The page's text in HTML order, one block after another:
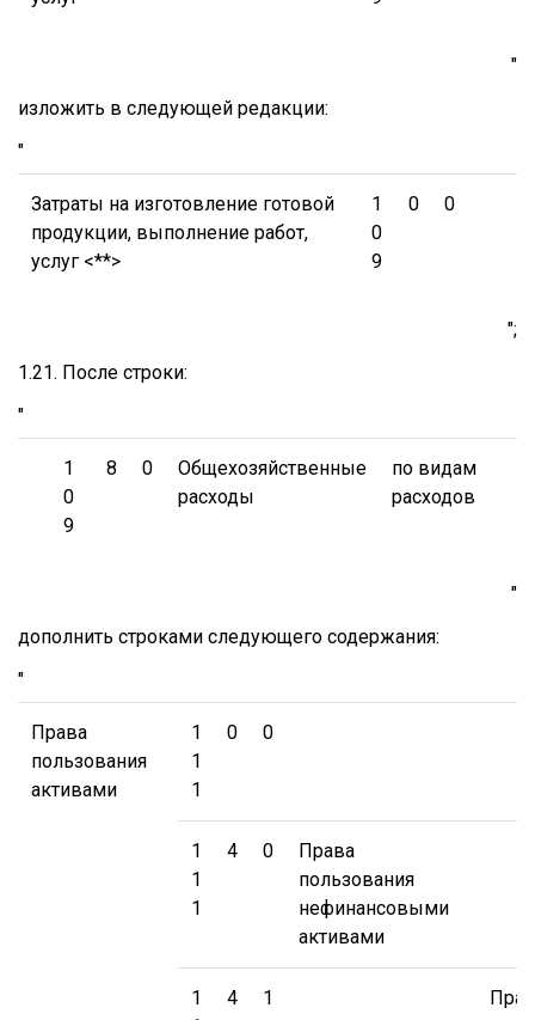
"
изложить в следующей редакции:
"
Затраты на изготовление готовой
продукции, выполнение работ,
услуг <**>
1
0
9
0 0
";
1.21. После строки:
"
1
0
9
8 0
Общехозяйственные
расходы
по видам
расходов
"
дополнить строками следующего содержания:
"
Права
пользования
активами
1
1
1
0 0
1
1
1
4 0
Права
пользования
нефинансовыми
активами
1
4 1